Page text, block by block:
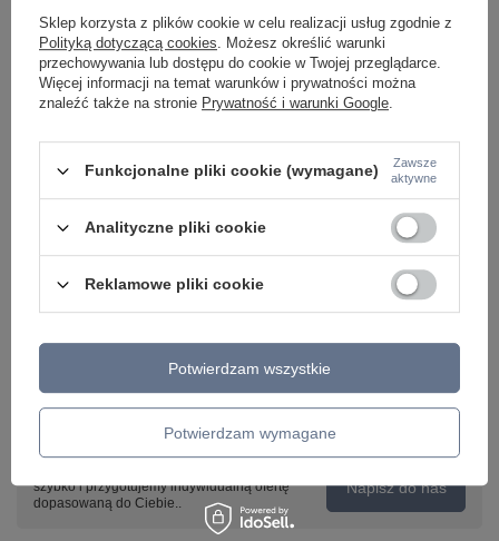
TOP BLACK 1 TK Lighting 5739
69,00 zł / szt.
Lampa wisząca
408,00 zł /
chcesz lepszą cenę?
szybko i przygotujemy indywidualną ofertę
dopasowaną do Ciebie..
Napisz do nas
Sklep korzysta z plików cookie w celu realizacji usług zgodnie z
Polityką dotyczącą cookies. Możesz określić warunki
przechowywania lub dostępu do cookie w Twojej przeglądarce.
Więcej informacji na temat warunków i prywatności można
znaleźć także na stronie Prywatność i warunki Google.
Funkcjonalne pliki cookie (wymagane)
Zawsze
aktywne
Analityczne pliki cookie
Reklamowe pliki cookie
Potwierdzam wymagane
Potwierdzam wszystkie